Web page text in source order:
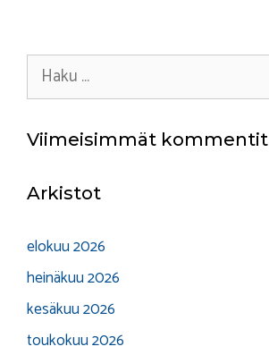
Haku:
Viimeisimmät kommentit
Arkistot
elokuu 2026
heinäkuu 2026
kesäkuu 2026
toukokuu 2026